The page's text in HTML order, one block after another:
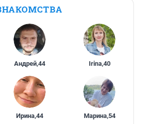
Андрей,44 Irina,40
Ирина,44 Марина,54